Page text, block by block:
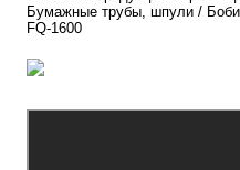
Бумажные трубы, шпули /
FQ-1600